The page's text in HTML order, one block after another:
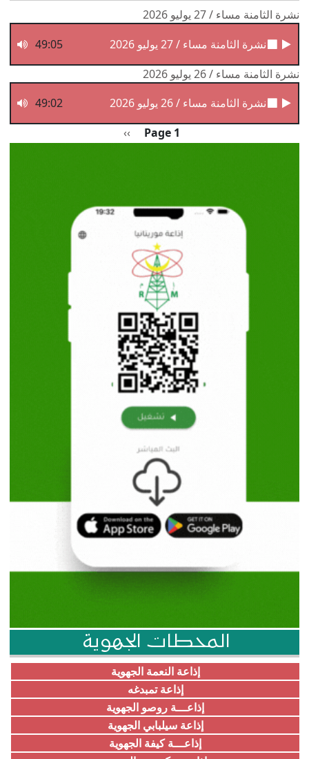
نشرة الثامنة مساء / 27 يوليو 2026
نشرة الثامنة مساء / 27 يوليو 2026
49:05
نشرة الثامنة مساء / 26 يوليو 2026
نشرة الثامنة مساء / 26 يوليو 2026
49:02
Page 1 الصفحة التالية
››
المحطات الجهوية
إذاعة النعمة الجهوية
إذاعة تمبدغه
إذاعـــة روصو الجهوية
إذاعة سيلبابي الجهوية
إذاعـــة كيفة الجهوية